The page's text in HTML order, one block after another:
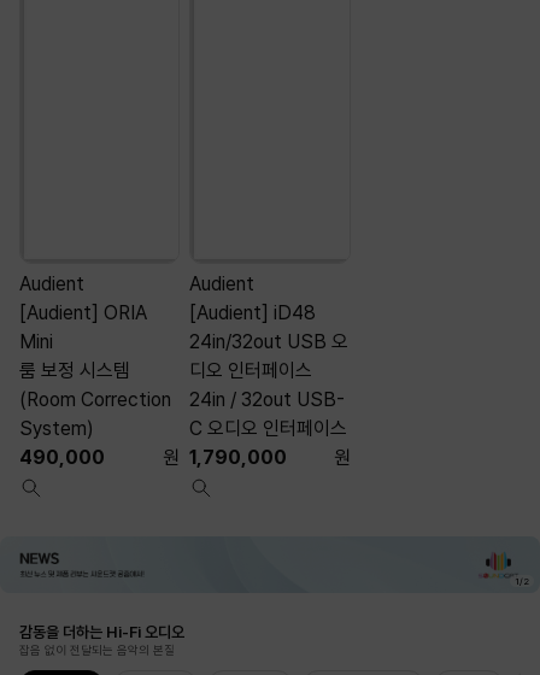
Audient
[Audient] ORIA
Mini
룸 보정 시스템
(Room Correction
System)
490,000
원
Audient
[Audient] iD48
24in/32out USB 오
디오 인터페이스
24in / 32out USB-
C 오디오 인터페이스
1,790,000
원
1 / 2
감동을 더하는 Hi-Fi 오디오
잡음 없이 전달되는 음악의 본질